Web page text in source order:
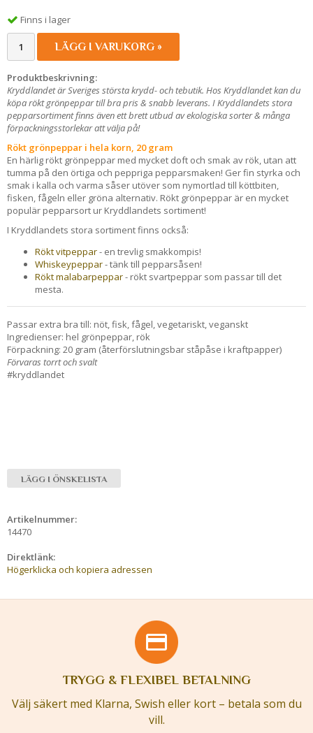
Finns i lager
LÄGG I VARUKORG »
Produktbeskrivning:
Kryddlandet är Sveriges största krydd- och tebutik. Hos Kryddlandet kan du
köpa rökt grönpeppar till bra pris & snabb leverans. I Kryddlandets stora
pepparsortiment finns även ett brett utbud av ekologiska sorter & många
förpackningsstorlekar att välja på!
Rökt grönpeppar i hela korn, 20 gram
En härlig rökt grönpeppar med mycket doft och smak av rök, utan att
tumma på den örtiga och peppriga pepparsmaken! Ger fin styrka och
smak i kalla och varma såser utöver som nymortlad till köttbiten,
fisken, fågeln eller gröna alternativ. Rökt grönpeppar är en mycket
populär pepparsort ur Kryddlandets sortiment!
I Kryddlandets stora sortiment finns också:
Rökt vitpeppar- en trevlig smakkompis!
Whiskeypeppar- tänk till pepparsåsen!
Rökt malabarpeppar- rökt svartpeppar som passar till det
mesta.
Passar extra bra till: nöt, fisk, fågel, vegetariskt, veganskt
Ingredienser: hel grönpeppar, rök
Förpackning: 20 gram (återförslutningsbar ståpåse i kraftpapper)
Förvaras torrt och svalt
#kryddlandet
LÄGG I ÖNSKELISTA
Artikelnummer:
14470
Direktlänk:
Högerklicka och kopiera adressen
TRYGG & FLEXIBEL BETALNING
Välj säkert med Klarna, Swish eller kort – betala som du
vill.